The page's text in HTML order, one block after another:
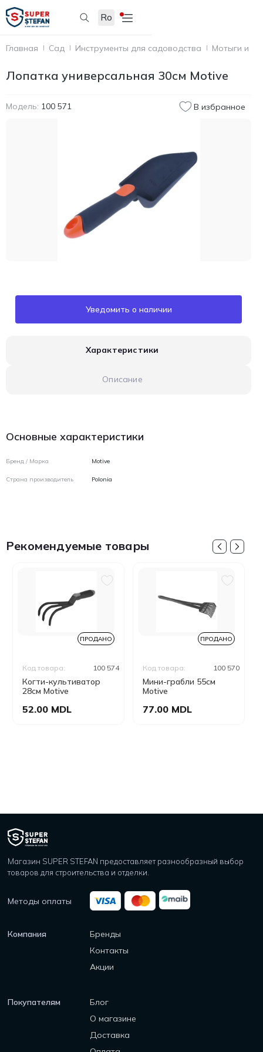
Ro
Главная Сад Инструменты для садоводства Мотыги и
Лопатка универсальная 30см Motive
Модель: 100 571 В избранное
Уведомить о наличии
Характеристики
Описание
Основные характеристики
Бренд / Марка Motive
Страна производитель Polonia
Рекомендуемые товары
ПРОДАНО
Когти-культиватор
28см Motive
Код товара: 100 574
52.00 MDL
ПРОДАНО
Мини-грабли 55см
Motive
Код товара: 100 570
77.00 MDL
Магазин SUPER STEFAN предоставляет разнообразный выбор
товаров для строительства и отделки.
Методы оплаты
Компания
Бренды
Контакты
Акции
Покупателям
Блог
О магазине
Доставка